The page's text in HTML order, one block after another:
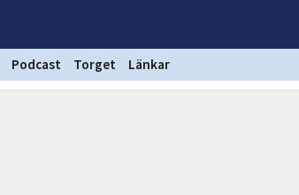
Podcast Torget Länkar